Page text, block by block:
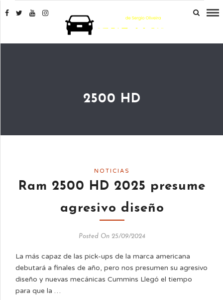
2500 HD
NOTICIAS
Ram 2500 HD 2025 presume
agresivo diseño
Posted On 25/09/2024
La más capaz de las pick-ups de la marca americana
debutará a finales de año, pero nos presumen su agresivo
diseño y nuevas mecánicas Cummins Llegó el tiempo
para que la …